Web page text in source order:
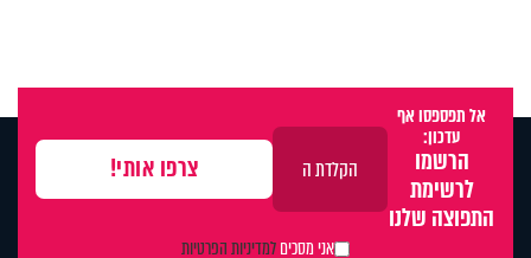
אל תפספסו אף
עדכון:
הרשמו
לרשימת
התפוצה שלנו
אני מסכיםלמדיניות הפרטיות